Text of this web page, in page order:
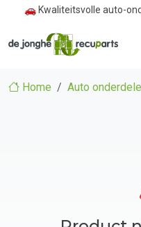
🚗 Kwaliteitsvolle auto-
Home Auto